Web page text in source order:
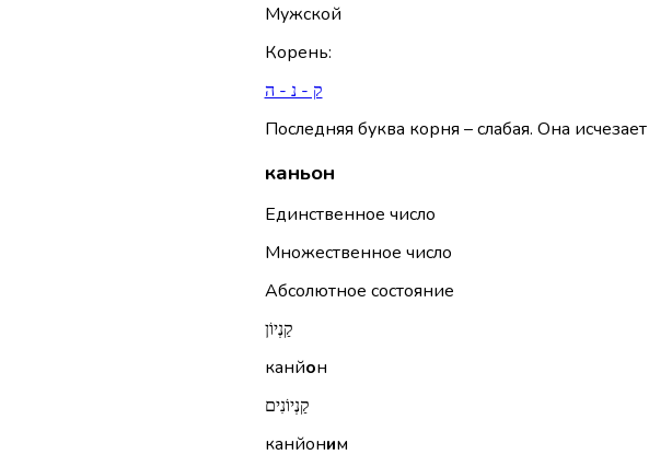
Мужской
Корень:
ק - נ - ה
Последняя буква корня – слабая. Она
каньон
Единственное число
Множественное число
Абсолютное состояние
קַנְיוֹן
канйон
קַנְיוֹנִים
канйоним